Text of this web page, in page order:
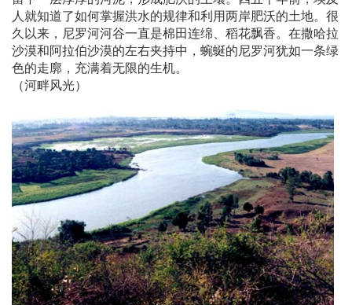
人就知道了如何掌握洪水的规律和利用两岸肥沃的土地。很
久以来，尼罗河河谷一直是棉田连绵、稻花飘香。在撒哈拉
沙漠和阿拉伯沙漠的左右夹持中，蜿蜒的尼罗河犹如一条绿
色的走廓，充满着无限的生机。
（河畔风光）